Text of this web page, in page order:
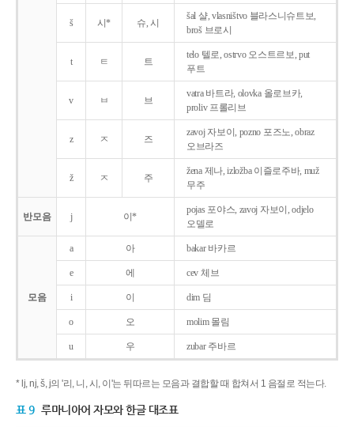
š 시* 슈, 시
šal 샬, vlasništvo 블라스니슈트보,
broš 브로시
t ㅌ 트
telo 텔로, ostrvo 오스트르보, put
푸트
v ㅂ 브
vatra 바트라, olovka 올로브카,
proliv 프롤리브
z ㅈ 즈
zavoj 자보이, pozno 포즈노, obraz
오브라즈
ž ㅈ 주
žena 제나, izložba 이즐로주바, muž
무주
반모음 j 이*
pojas 포야스, zavoj 자보이, odjelo
오델로
모음
a 아 bakar 바카르
e 에 cev 체브
i 이 dim 딤
o 오 molim 몰림
u 우 zubar 주바르
* lj, nj, š, j의 '리, 니, 시, 이'는 뒤따르는 모음과 결합할 때 합쳐서 1 음절로 적는다.
표 9 루마니아어 자모와 한글 대조표